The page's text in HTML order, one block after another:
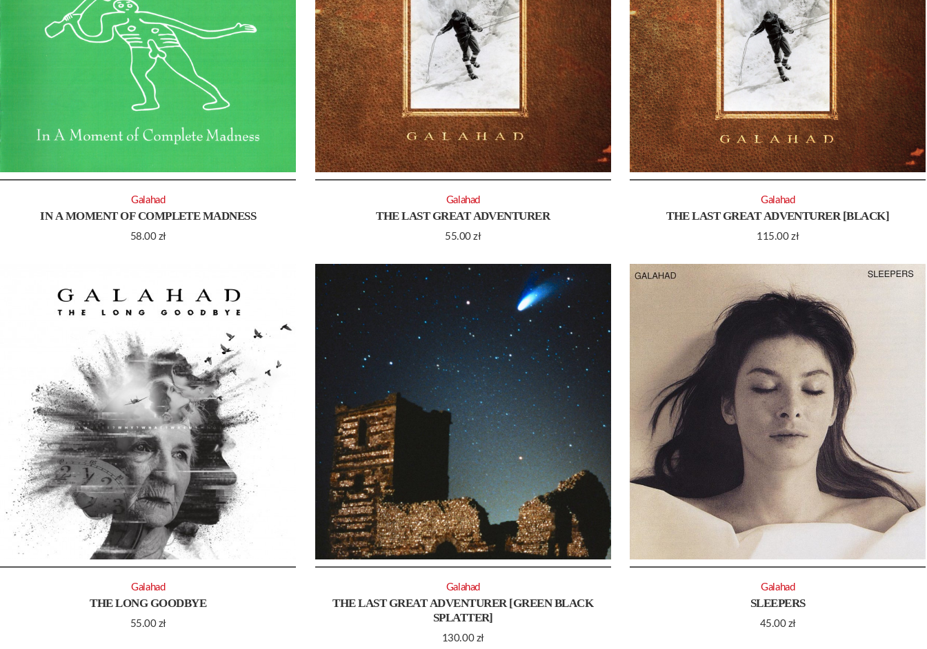
IN A MOMENT OF COMPLETE MADNESS
58.00 zł
Galahad
THE LAST GREAT ADVENTURER
55.00zł
Galahad
THE LAST GREAT ADVENTURER [BLACK]
115.00zł
Galahad
THE LONG GOODBYE
55.00 zł
Galahad
THE LAST GREAT ADVENTURER [GREEN BLACK
SPLATTER]
130.00 zł
Galahad
SLEEPERS
45.00 zł
Galahad